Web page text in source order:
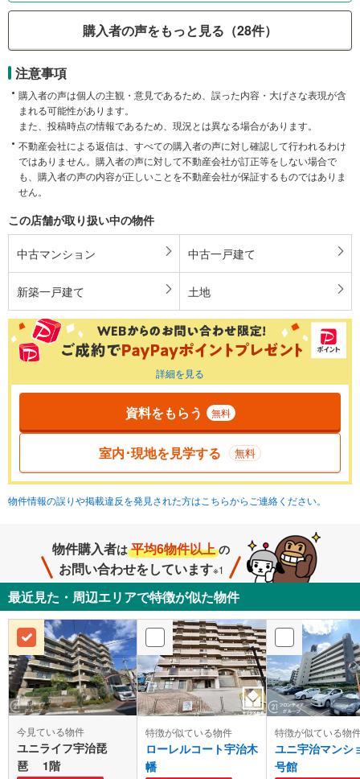
購入者の声をもっと見る（28件）
注意事項
購入者の声は個人の主観・意見であるため、誤った内容・大げさな表現が含
まれる可能性があります。
また、投稿時点の情報であるため、現況とは異なる場合があります。
不動産会社による返信は、すべての購入者の声に対し確認して行われるわけ
ではありません。購入者の声に対して不動産会社が訂正等をしない場合で
も、購入者の声の内容が正しいことを不動産会社が保証するものではありま
せん。
この店舗が取り扱い中の物件
中古マンション 中古一戸建て
新築一戸建て 土地
詳細を見る
資料をもらう 無料
室内･現地を見学する 無料
物件情報の誤りや掲載違反を発見された方はこちらからご連絡ください。
物件購入者は 平均6物件以上 の
お問い合わせをしています※1
最近見た・周辺エリアで特徴が似た物件
今見ている物件
ユニライフ宇治琵
琶 1階
特徴が似ている物件
ローレルコート宇治木
幡
特徴が似ている物
ユニ宇治マンシ
号館